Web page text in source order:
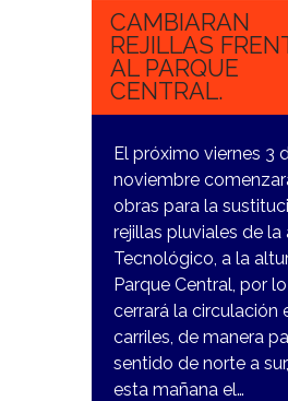
CAMBIARAN
REJILLAS
AL PARQUE
CENTRAL.
El próximo viernes 3
noviembre
obras para la
rejillas pluviales de la
Tecnológico, a la
Parque Central, por
cerrará la circulación
carriles, de manera
sentido de norte a
esta mañana el…